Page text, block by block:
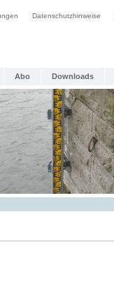
Datenschutzhinweise
Abo Downloads